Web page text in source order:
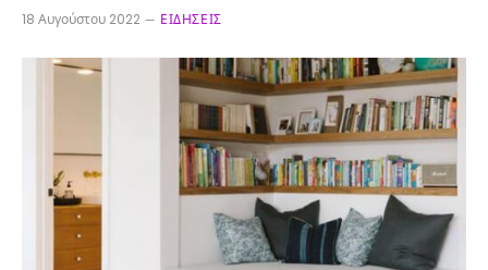
18 Αυγούστου 2022 ΕΙΔΉΣΕΙΣ